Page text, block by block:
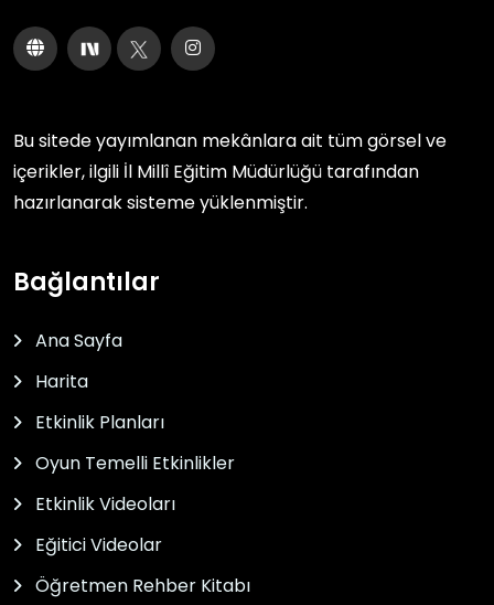
Bu sitede yayımlanan mekânlara ait tüm görsel ve
içerikler, ilgili İl Millî Eğitim Müdürlüğü tarafından
hazırlanarak sisteme yüklenmiştir.
Bağlantılar
Ana Sayfa
Harita
Etkinlik Planları
Oyun Temelli Etkinlikler
Etkinlik Videoları
Eğitici Videolar
Öğretmen Rehber Kitabı